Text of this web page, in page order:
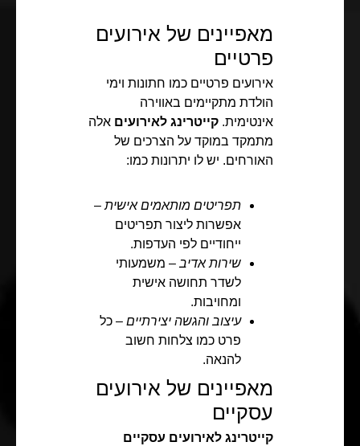
מאפיינים של אירועים
פרטיים
אירועים פרטיים כמו חתונות וימי
הולדת מתקיימים באווירה
אינטימית. קייטרינג לאירועים אלה
מתמקד במוקד על הצרכים של
האורחים. יש לו יתרונות כמו:
תפריטים מותאמים אישית –
אפשרות ליצור תפריטים
ייחודיים לפי העדפות.
שירות אדיב – משמעותי
לשדר תחושה אישית
ומחויבות.
עיצוב והגשה יצירתיים – כל
פרט כמו צלחות חשוב
להנאה.
מאפיינים של אירועים
עסקיים
קייטרינג לאירועים עסקיים